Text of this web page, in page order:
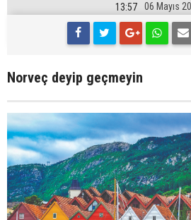
13:57 06 Mayıs
Norveç deyip geçmeyin